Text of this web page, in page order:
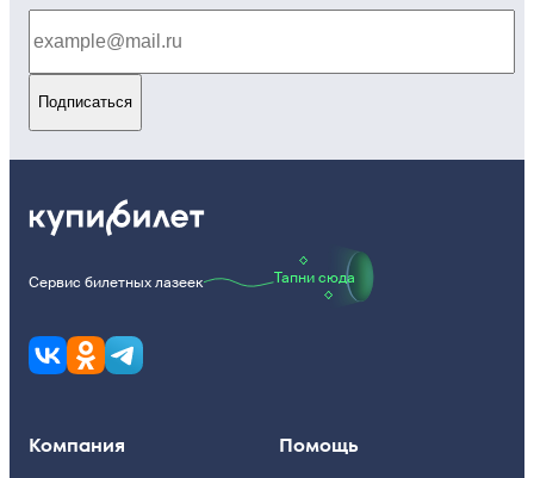
Подписаться
Сервис билетных лазеек Тапни сюда
Компания Помощь